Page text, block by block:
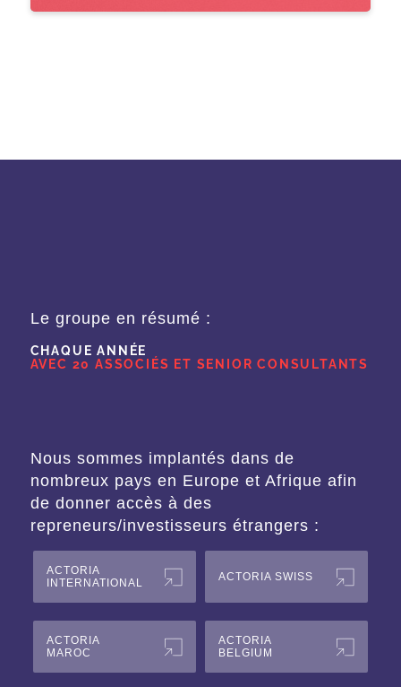
Le groupe en résumé :
CHAQUE ANNÉE
AVEC 20 ASSOCIÉS ET SENIOR CONSULTANTS
Nous sommes implantés dans de
nombreux pays en Europe et Afrique afin
de donner accès à des
repreneurs/investisseurs étrangers :
ACTORIA
INTERNATIONAL
ACTORIA SWISS
ACTORIA
MAROC
ACTORIA
BELGIUM